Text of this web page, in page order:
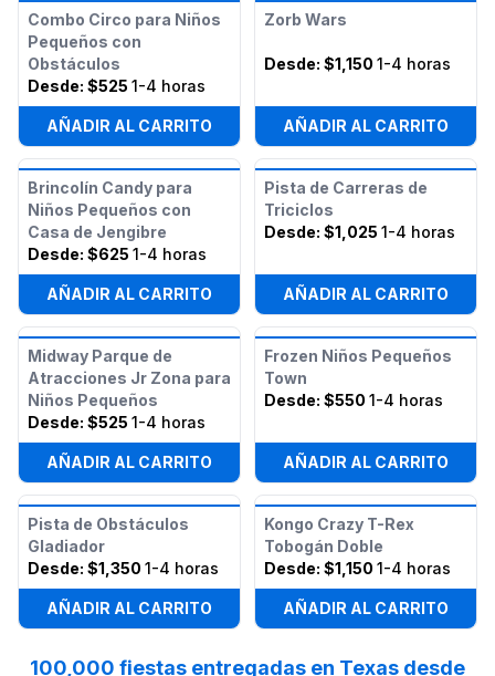
Combo Circo para Niños
Pequeños con
Obstáculos
Desde: $525 1-4 horas
AÑADIR AL CARRITO
Zorb Wars
Desde: $1,150 1-4 horas
AÑADIR AL CARRITO
Brincolín Candy para
Niños Pequeños con
Casa de Jengibre
Desde: $625 1-4 horas
AÑADIR AL CARRITO
Pista de Carreras de
Triciclos
Desde: $1,025 1-4 horas
AÑADIR AL CARRITO
Midway Parque de
Atracciones Jr Zona para
Niños Pequeños
Desde: $525 1-4 horas
AÑADIR AL CARRITO
Frozen Niños Pequeños
Town
Desde: $550 1-4 horas
AÑADIR AL CARRITO
Pista de Obstáculos
Gladiador
Desde: $1,350 1-4 horas
AÑADIR AL CARRITO
Kongo Crazy T-Rex
Tobogán Doble
Desde: $1,150 1-4 horas
AÑADIR AL CARRITO
100,000 fiestas entregadas en Texas desde